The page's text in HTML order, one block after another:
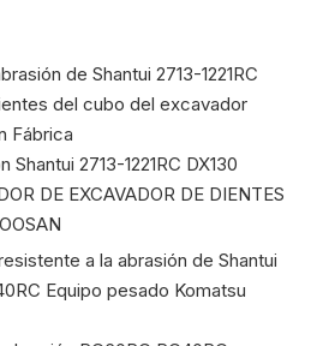
de Shantui 2713-1221RC
del cubo del excavador
Fábrica
2713-1221RC DX130
DE EXCAVADOR DE DIENTES
a la abrasión de Shantui
Equipo pesado Komatsu